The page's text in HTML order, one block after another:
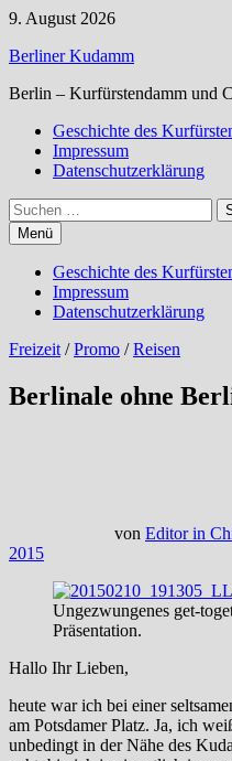
Zum
springen
9. August 2026
Berliner Kudamm
Berlin – Kurfürstendamm und
Geschichte des
Impressum
Datenschutzerklärung
Suchen
nach:
Menü
Geschichte des
Impressum
Datenschutzerklärung
Freizeit /Promo /Reisen
Berlinale ohne
von Editor in
2015
Ungezwungenes get-
Präsentation.
Hallo Ihr Lieben,
heute war ich bei einer
am Potsdamer Platz. Ja, ich
unbedingt in der Nähe des